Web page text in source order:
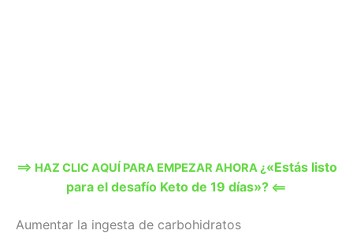
==> HAZ CLIC AQUÍ PARA EMPEZAR AHORA ¿«Estás listo
para el desafío Keto de 19 días»? <==
Aumentar la ingesta de carbohidratos